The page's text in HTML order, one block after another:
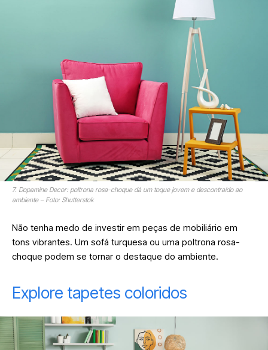
7. Dopamine Decor: poltrona rosa-choque dá um toque jovem e descontraído ao
ambiente – Foto: Shutterstok
Não tenha medo de investir em peças de mobiliário em
tons vibrantes. Um sofá turquesa ou uma poltrona rosa-
choque podem se tornar o destaque do ambiente.
Explore tapetes coloridos